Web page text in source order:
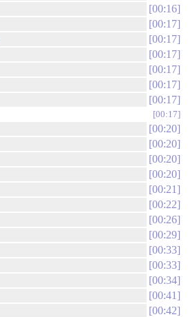
00:16
00:17
00:17
00:17
00:17
00:17
00:17
00:17
00:20
00:20
00:20
00:20
00:21
00:22
00:26
00:29
00:33
00:33
00:34
00:41
00:42